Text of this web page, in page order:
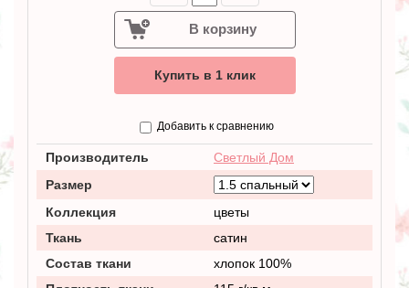
В корзину
Купить в 1 клик
Добавить к сравнению
Производитель
Светлый Дом
Размер
Коллекция
цветы
Ткань
сатин
Состав ткани
хлопок 100%